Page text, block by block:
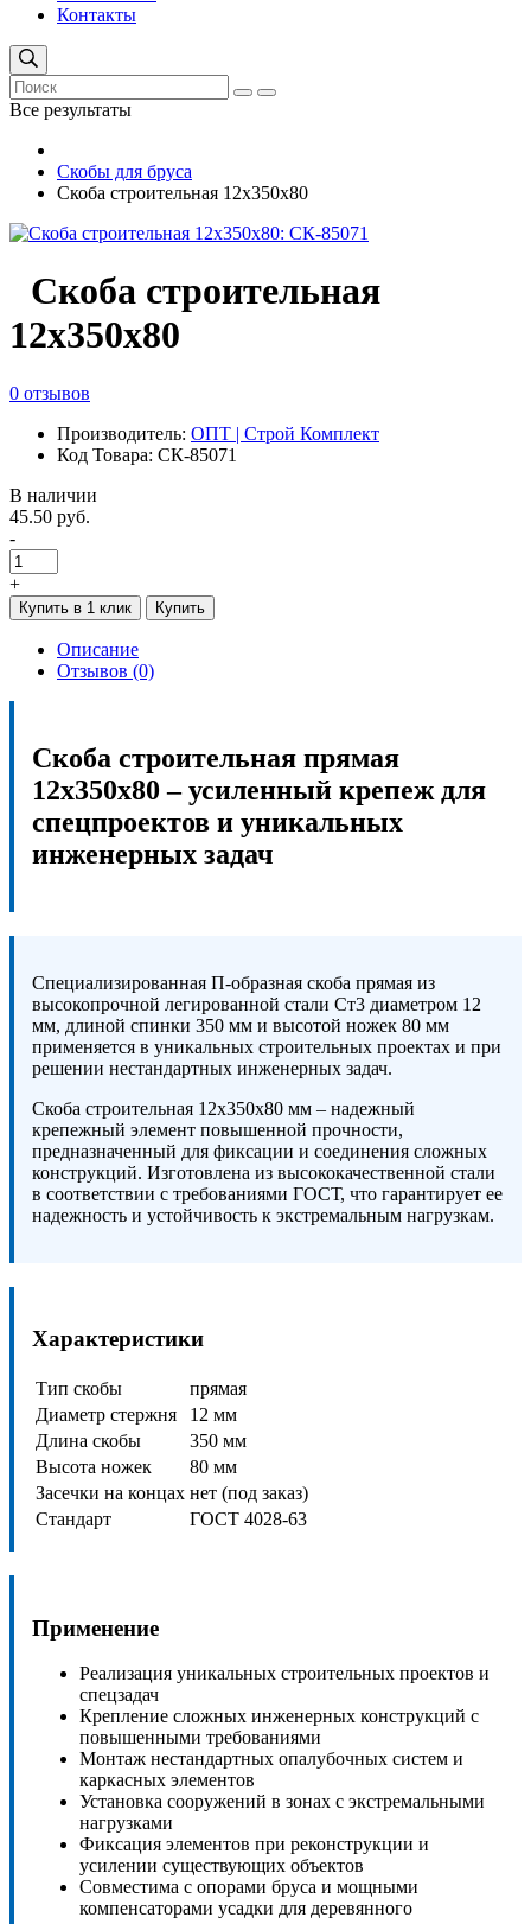
Контакты
Все результаты
Скобы для бруса
Скоба строительная 12х350х80
Скоба строительная
12х350х80
0 отзывов
Производитель: ОПТ | Строй Комплект
Код Товара: СК-85071
В наличии
45.50 руб.
-
+
Купить в 1 клик Купить
Описание
Отзывов (0)
Скоба строительная прямая
12х350х80 – усиленный крепеж для
спецпроектов и уникальных
инженерных задач
Специализированная П-образная скоба прямая из
высокопрочной легированной стали Ст3 диаметром 12
мм, длиной спинки 350 мм и высотой ножек 80 мм
применяется в уникальных строительных проектах и при
решении нестандартных инженерных задач.
Скоба строительная 12х350х80 мм – надежный
крепежный элемент повышенной прочности,
предназначенный для фиксации и соединения сложных
конструкций. Изготовлена из высококачественной стали
в соответствии с требованиями ГОСТ, что гарантирует ее
надежность и устойчивость к экстремальным нагрузкам.
Характеристики
Тип скобы
прямая
Диаметр стержня
12 мм
Длина скобы
350 мм
Высота ножек
80 мм
Засечки на концах нет (под заказ)
Стандарт
ГОСТ 4028-63
Применение
Реализация уникальных строительных проектов и
спецзадач
Крепление сложных инженерных конструкций с
повышенными требованиями
Монтаж нестандартных опалубочных систем и
каркасных элементов
Установка сооружений в зонах с экстремальными
нагрузками
Фиксация элементов при реконструкции и
усилении существующих объектов
Совместима с опорами бруса и мощными
компенсаторами усадки для деревянного